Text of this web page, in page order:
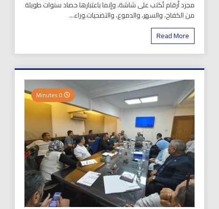
مجرد أرقام تُكتب على شاشة، وإنما باعتبارها حصاد سنوات طويلة
من الكفاح، والسهر، والدموع، والتضحيات.وراء...
Read More